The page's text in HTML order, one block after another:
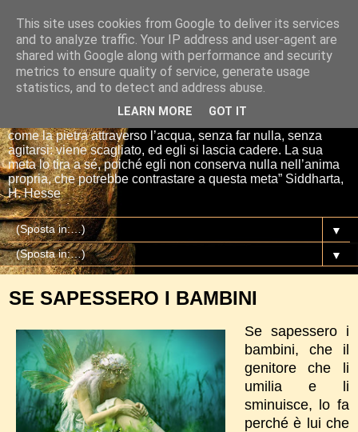
Io sono il mio Buddha
“Se tu getti una pietra nell’acqua, essa si affretta per la via
più breve fino al fondo. E così è Siddharta, quando ha una
meta, un proposito. Siddharta non fa nulla. Siddharta pensa,
come la pietra attraverso l’acqua, senza far nulla, senza
agitarsi: viene scagliato, ed egli si lascia cadere. La sua
meta lo tira a sé, poiché egli non conserva nulla nell’anima
propria, che potrebbe contrastare a questa meta” Siddharta,
H. Hesse
▼
▼
SE SAPESSERO I BAMBINI
Se sapessero i
bambini, che il
genitore che li
umilia e li
sminuisce, lo fa
perché è lui che
This site uses cookies from Google to deliver its services
and to analyze traffic. Your IP address and user-agent are
shared with Google along with performance and security
metrics to ensure quality of service, generate usage
statistics, and to detect and address abuse.
LEARN MORE GOT IT